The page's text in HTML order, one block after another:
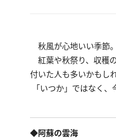
秋風が心地いい季節
紅葉や秋祭り、収穫
付いた人も多いかもし
「いつか」ではなく
◆阿蘇の雲海